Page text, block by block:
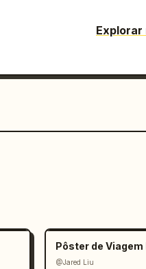
Explorar
Pôster de
@Jared Liu